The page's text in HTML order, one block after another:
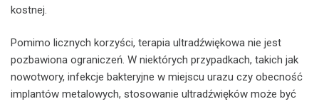
kostnej.
Pomimo licznych korzyści, terapia ultradźwiękowa nie jest
pozbawiona ograniczeń. W niektórych przypadkach, takich jak
nowotwory, infekcje bakteryjne w miejscu urazu czy obecność
implantów metalowych, stosowanie ultradźwięków może być